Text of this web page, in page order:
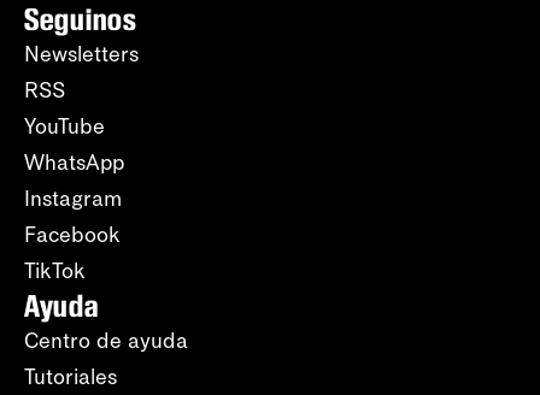
Seguinos
Newsletters
RSS
YouTube
WhatsApp
Instagram
Facebook
TikTok
Ayuda
Centro de ayuda
Tutoriales